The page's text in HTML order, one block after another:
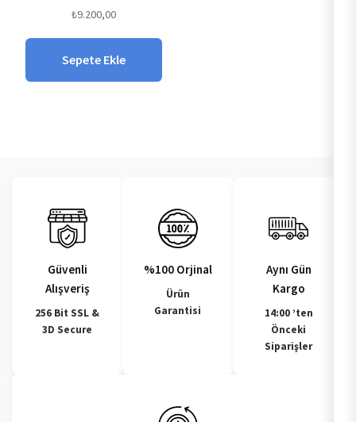
₺9.200,00
Sepete Ekle
Güvenli
Alışveriş
256 Bit SSL &
3D Secure
%100 Orjinal
Ürün
Garantisi
Aynı Gün
Kargo
14:00 ’ten
Önceki
Siparişler